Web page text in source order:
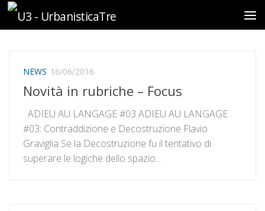
Sotto il contenuto
NEWS 16/06/2016
Novità in rubriche – Focus
ADIEU AU LANGAGE #03 ADIEU AU LANGAGE
#03: Contraddizione e Decostruzione Flavio
Graviglia Se la Decostruzione fu il tentativo di
superare le logiche dello spazio...